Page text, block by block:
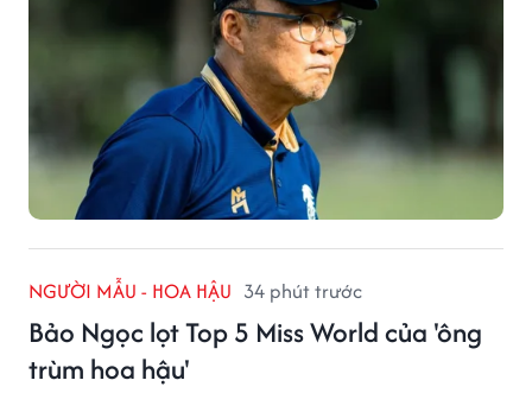
NGƯỜI MẪU - HOA HẬU 34 phút trước
Bảo Ngọc lọt Top 5 Miss World của 'ông
trùm hoa hậu'